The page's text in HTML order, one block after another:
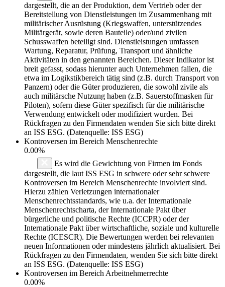
dargestellt, die an der Produktion, dem Vertrieb oder der
Bereitstellung von Dienstleistungen im Zusammenhang mit
militärischer Ausrüstung (Kriegswaffen, unterstützendes
Militärgerät, sowie deren Bauteile) oder/und zivilen
Schusswaffen beteiligt sind. Dienstleistungen umfassen
Wartung, Reparatur, Prüfung, Transport und ähnliche
Aktivitäten in den genannten Bereichen. Dieser Indikator ist
breit gefasst, sodass hierunter auch Unternehmen fallen, die
etwa im Logikstikbereich tätig sind (z.B. durch Transport von
Panzern) oder die Güter produzieren, die sowohl zivile als
auch militärsche Nutzung haben (z.B. Sauerstoffmasken für
Piloten), sofern diese Güter spezifisch für die militärische
Verwendung entwickelt oder modifiziert wurden. Bei
Rückfragen zu den Firmendaten wenden Sie sich bitte direkt
an ISS ESG. (Datenquelle: ISS ESG)
Kontroversen im Bereich Menschenrechte
0.00%
Es wird die Gewichtung von Firmen im Fonds
dargestellt, die laut ISS ESG in schwere oder sehr schwere
Kontroversen im Bereich Menschenrechte involviert sind.
Hierzu zählen Verletzungen internationaler
Menschenrechtsstandards, wie u.a. der Internationale
Menschenrechtscharta, der Internationale Pakt über
bürgerliche und politische Rechte (ICCPR) oder der
Internationale Pakt über wirtschaftliche, soziale und kulturelle
Rechte (ICESCR). Die Bewertungen werden bei relevanten
neuen Informationen oder mindestens jährlich aktualisiert. Bei
Rückfragen zu den Firmendaten, wenden Sie sich bitte direkt
an ISS ESG. (Datenquelle: ISS ESG)
Kontroversen im Bereich Arbeitnehmerrechte
0.00%